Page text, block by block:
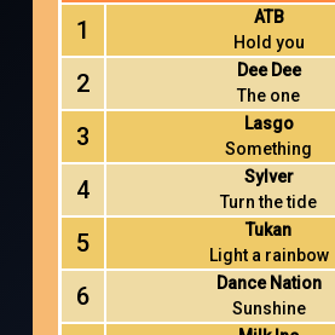
1
ATB
Hold you
2
Dee Dee
The one
3
Lasgo
Something
4
Sylver
Turn the tide
5
Tukan
Light a rainbow
6
Dance Nation
Sunshine